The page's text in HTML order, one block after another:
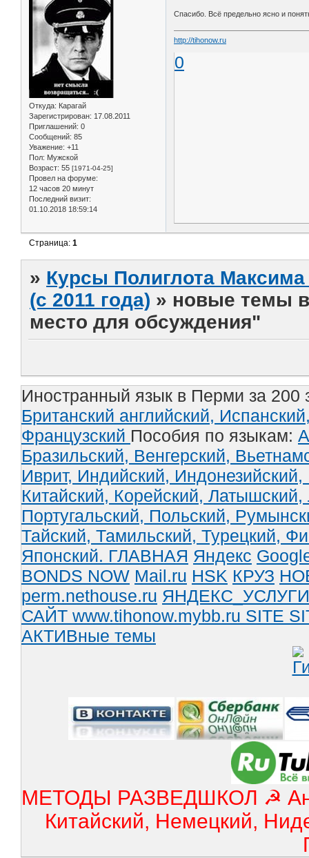
Откуда: Карагай
Зарегистрирован: 17.08.2011
Приглашений: 0
Сообщений: 85
Уважение: +11
Пол: Мужской
Возраст: 55 [1971-04-25]
Провел на форуме:
12 часов 20 минут
Последний визит:
01.10.2018 18:59:14
Спасибо. Всё предельно ясно и
http://tihonow.ru
0
Страница:1
» Курсы Полиглота
(с 2011 года) » новые темы
место для обсуждения"
Иностранный язык в Перми за 200
Британский английский,
Французский Пособия по языкам:
Бразильский, Венгерский,
Иврит, Индийский, Индонезийский,
Китайский, Корейский, Латышский,
Португальский, Польский,
Тайский, Тамильский, Турецкий,
Японский. ГЛАВНАЯ Яндекс
BONDS NOW Mail.ru HSK КРУЗ
perm.nethouse.ru ЯНДЕКС_УСЛУГИ
САЙТ www.tihonow.mybb.ru SITE
АКТИВные темы
МЕТОДЫ РАЗВЕДШКОЛ ☭
Китайский, Немецкий,